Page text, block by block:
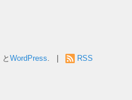
と WordPress RSS